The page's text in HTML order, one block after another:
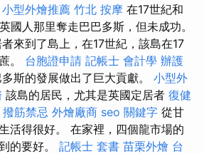
小型外燴推薦 竹北 按摩 在17世紀和
國人那里奪走巴巴多斯，但未成功。
來到了島上，在17世紀，該島在17
。 台胞證申請 記帳士 會計學 辦護
斯的發展做出了巨大貢獻。 小型外
該島的居民，尤其是英國定居者 復健
撥筋禁忌 外燴廠商 seo 關鍵字 從甘
活得很好。 在家裡，四個龍市場的
的要好。 記帳士 套書 苗栗外燴 台